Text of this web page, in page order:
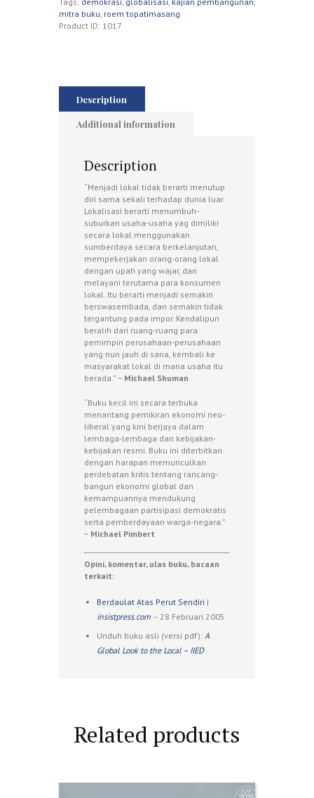
mitra buku, roem topatimasang
Product ID: 1017
Description
Additional information
Description
“Menjadi lokal tidak berarti menutup
diri sama sekali terhadap dunia luar.
Lokalisasi berarti menumbuh-
suburkan usaha-usaha yag dimiliki
secara lokal menggunakan
sumberdaya secara berkelanjutan,
mempekerjakan orang-orang lokal
dengan upah yang wajar, dan
melayani terutama para konsumen
lokal. Itu berarti menjadi semakin
berswasembada, dan semakin tidak
tergantung pada impor. Kendalipun
beralih dari ruang-ruang para
pemimpin perusahaan-perusahaan
yang nun jauh di sana, kembali ke
masyarakat lokal di mana usaha itu
berada.” ~ Michael Shuman
“Buku kecil ini secara terbuka
menantang pemikiran ekonomi neo-
liberal yang kini berjaya dalam
lembaga-lembaga dan kebijakan-
kebijakan resmi. Buku ini diterbitkan
dengan harapan memunculkan
perdebatan kritis tentang rancang-
bangun ekonomi global dan
kemampuannya mendukung
pelembagaan partisipasi demokratis
serta pemberdayaan warga-negara.”
~ Michael Pimbert
Opini, komentar, ulas buku, bacaan
terkait:
Berdaulat Atas Perut Sendiri |
insistpress.com – 28 Februari 2005.
Unduh buku asli (versi pdf): A
Global Look to the Local – IIED
Related products